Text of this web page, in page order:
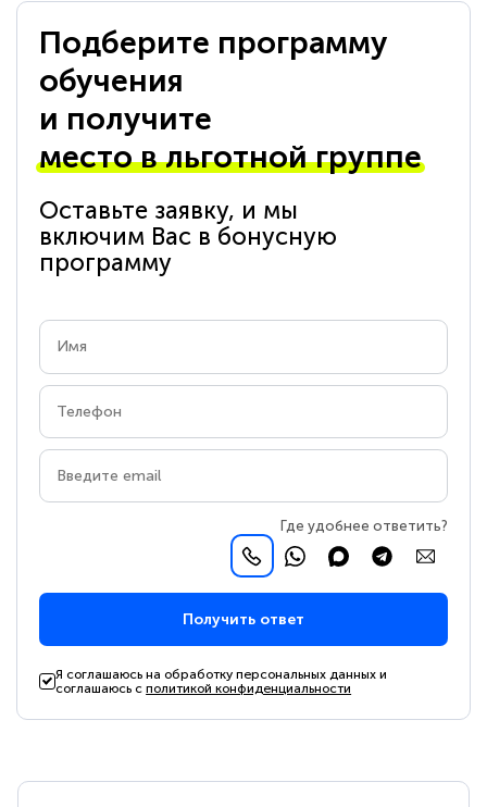
Подберите программу
обучения
и получите
место в льготной группе
Оставьте заявку, и мы
включим Вас в бонусную
программу
Где удобнее ответить?
Получить ответ
Я соглашаюсь на обработку персональных данных и
соглашаюсь сполитикой конфиденциальности